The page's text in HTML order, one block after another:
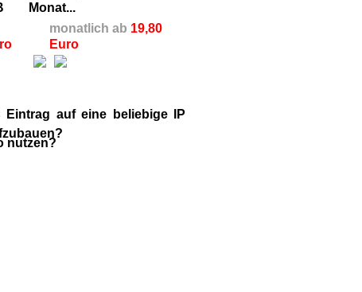
Monat...
monatlich ab 19,80
Euro
auf eine beliebige IP
nutzen?